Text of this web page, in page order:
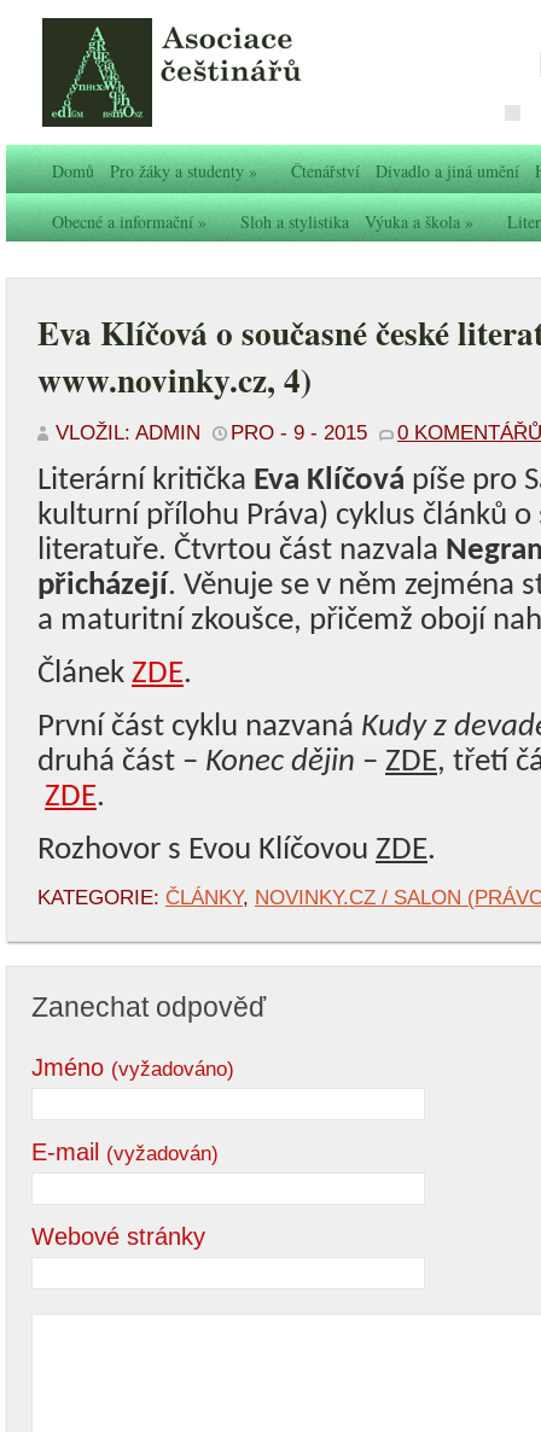
Domů Pro žáky a studenty» Čtenářství Divadlo a jiná umění
Obecné a informační» Sloh a stylistika Výuka a škola»
Eva Klíčová o současné české
www.novinky.cz, 4)
VLOŽIL: ADMIN PRO - 9 - 2015 0 KOMENTÁŘŮ
Literární kritička Eva Klíčová píše pro
kulturní přílohu Práva) cyklus článků o
literatuře. Čtvrtou část nazvala
přicházejí. Věnuje se v něm zejména
a maturitní zkoušce, přičemž obojí
Článek ZDE.
První část cyklu nazvaná Kudy z
druhá část – Konec dějin – ZDE, třetí
ZDE.
Rozhovor s Evou Klíčovou ZDE.
KATEGORIE: ČLÁNKY, NOVINKY.CZ / SALON
Zanechat odpověď
Jméno (vyžadováno)
E-mail (vyžadován)
Webové stránky